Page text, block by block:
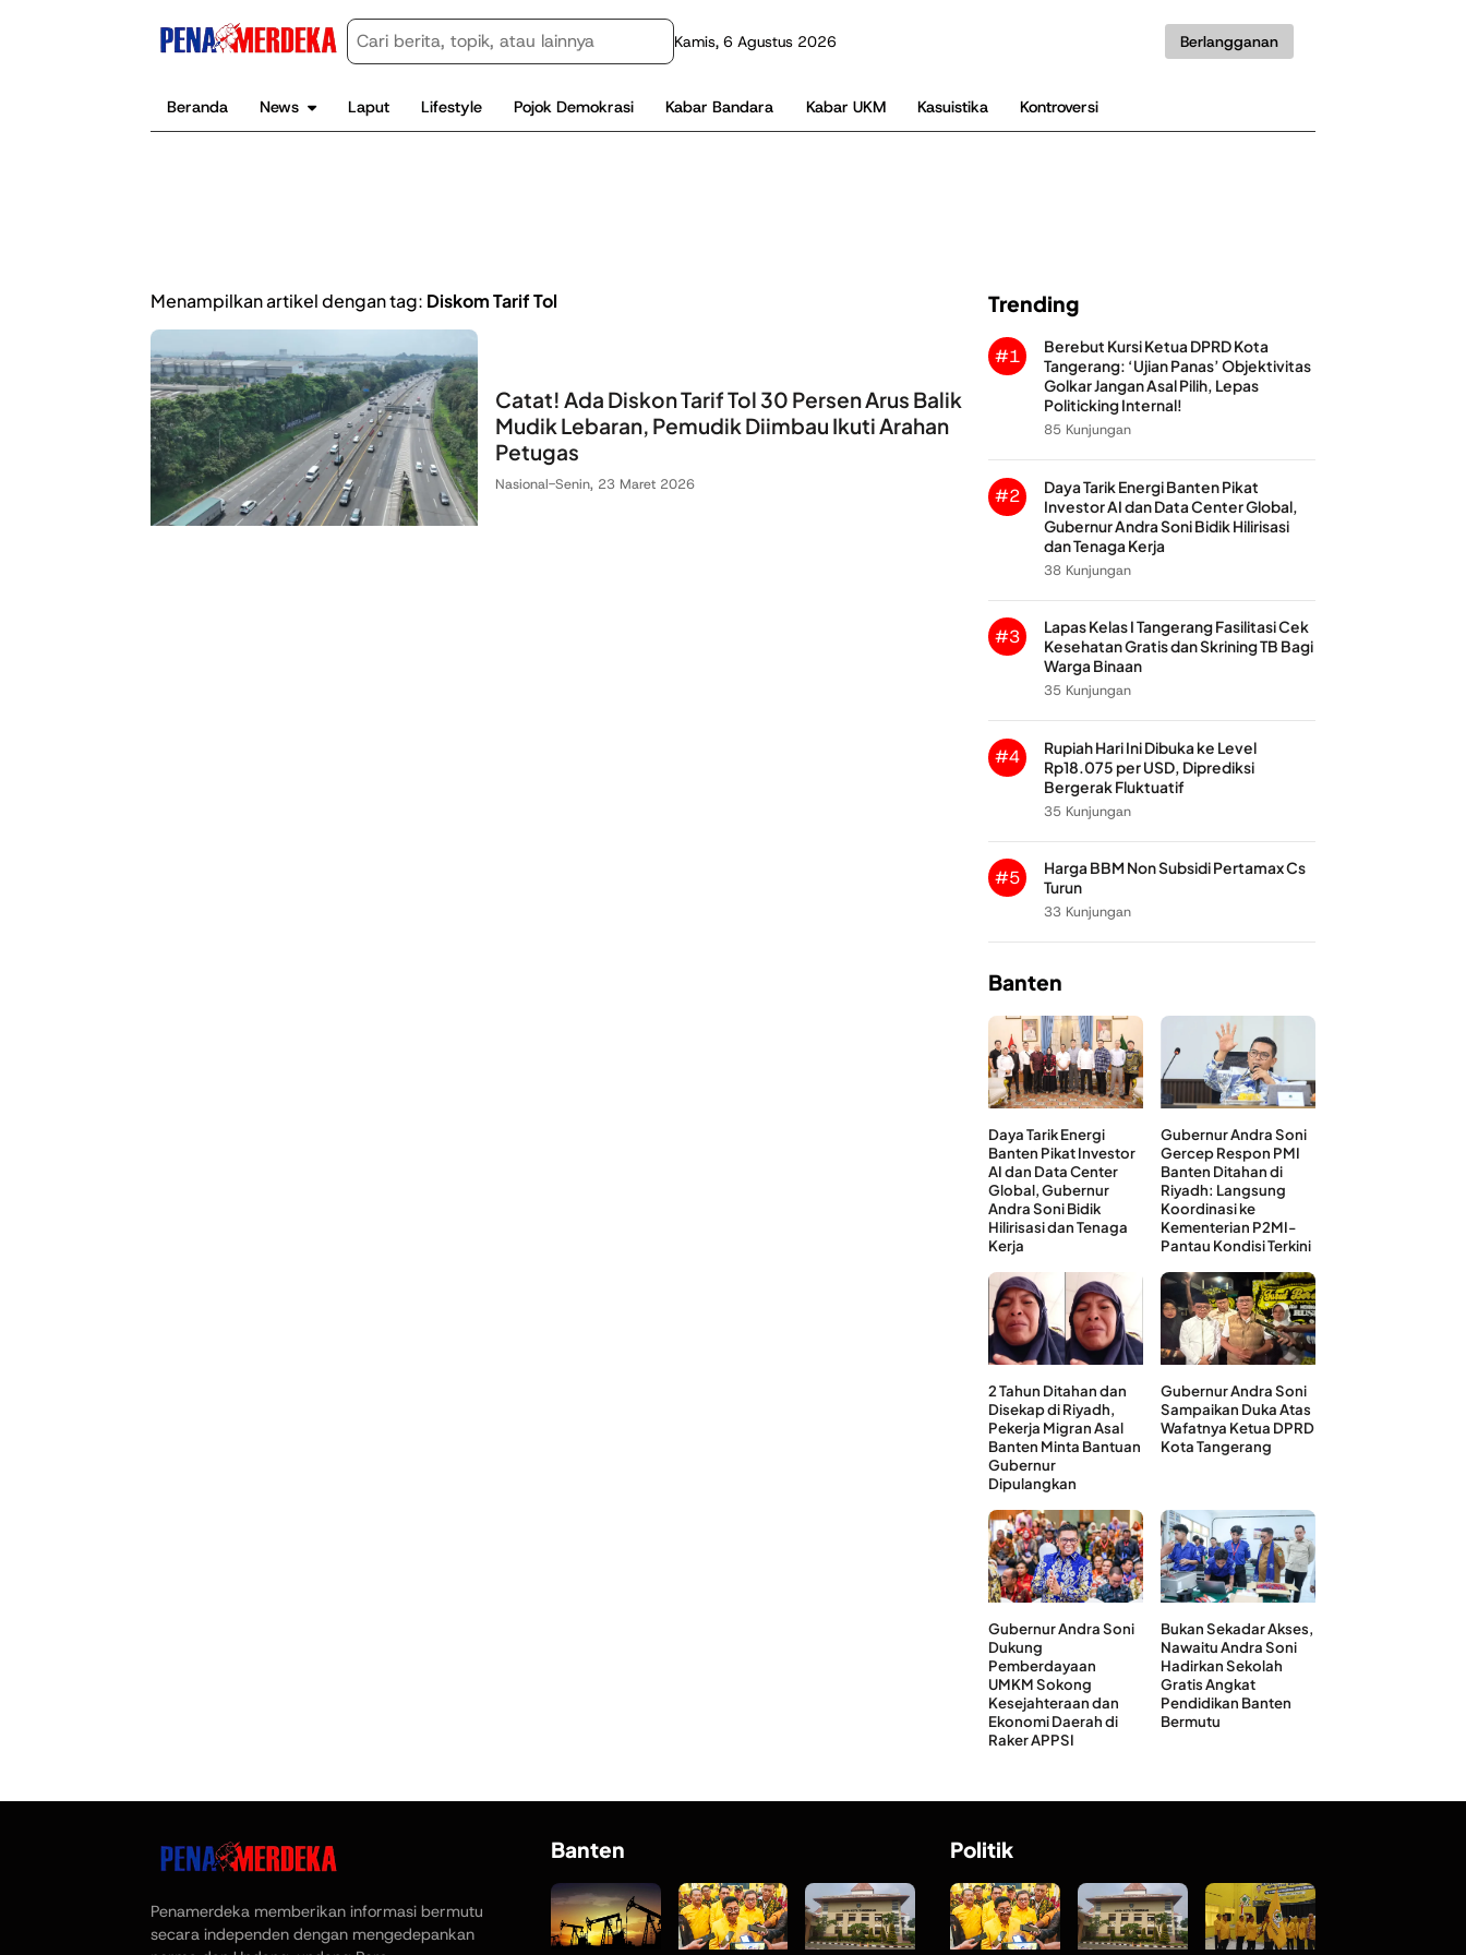
Kamis, 6 Agustus 2026 Berlangganan
Beranda News Laput Lifestyle Pojok Demokrasi Kabar Bandara Kabar UKM Kasuistika Kontroversi
Menampilkan artikel dengan tag: Diskom Tarif Tol
Catat! Ada Diskon Tarif Tol 30 Persen Arus Balik
Mudik Lebaran, Pemudik Diimbau Ikuti Arahan
Petugas
Nasional-Senin, 23 Maret 2026
Trending
#1
Berebut Kursi Ketua DPRD Kota
Tangerang: ‘Ujian Panas’ Objektivitas
Golkar Jangan Asal Pilih, Lepas
Politicking Internal!
85 Kunjungan
#2
Daya Tarik Energi Banten Pikat
Investor AI dan Data Center Global,
Gubernur Andra Soni Bidik Hilirisasi
dan Tenaga Kerja
38 Kunjungan
#3
Lapas Kelas I Tangerang Fasilitasi Cek
Kesehatan Gratis dan Skrining TB Bagi
Warga Binaan
35 Kunjungan
#4
Rupiah Hari Ini Dibuka ke Level
Rp18.075 per USD, Diprediksi
Bergerak Fluktuatif
35 Kunjungan
#5
Harga BBM Non Subsidi Pertamax Cs
Turun
33 Kunjungan
Banten
Daya Tarik Energi
Banten Pikat Investor
AI dan Data Center
Global, Gubernur
Andra Soni Bidik
Hilirisasi dan Tenaga
Kerja
Gubernur Andra Soni
Gercep Respon PMI
Banten Ditahan di
Riyadh: Langsung
Koordinasi ke
Kementerian P2MI-
Pantau Kondisi Terkini
2 Tahun Ditahan dan
Disekap di Riyadh,
Pekerja Migran Asal
Banten Minta Bantuan
Gubernur
Dipulangkan
Gubernur Andra Soni
Sampaikan Duka Atas
Wafatnya Ketua DPRD
Kota Tangerang
Gubernur Andra Soni
Dukung
Pemberdayaan
UMKM Sokong
Kesejahteraan dan
Ekonomi Daerah di
Raker APPSI
Bukan Sekadar Akses,
Nawaitu Andra Soni
Hadirkan Sekolah
Gratis Angkat
Pendidikan Banten
Bermutu
Penamerdeka memberikan informasi bermutu
secara independen dengan mengedepankan
Banten Politik